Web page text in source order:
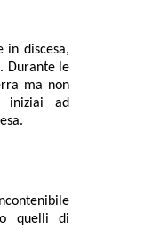
in discesa,
Durante le
ma non
iniziai ad
quelli di